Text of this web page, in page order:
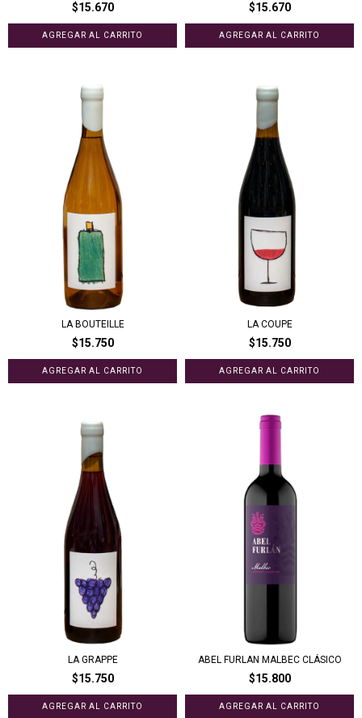
$15.670 $15.670
LA BOUTEILLE
$15.750
LA COUPE
$15.750
LA GRAPPE
$15.750
ABEL FURLAN MALBEC CLÁSICO
$15.800